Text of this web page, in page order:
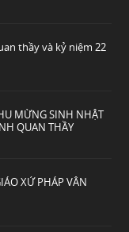
thầy và kỷ niệm 22
MỪNG SINH NHẬT
QUAN THẦY
XỨ PHÁP VÂN